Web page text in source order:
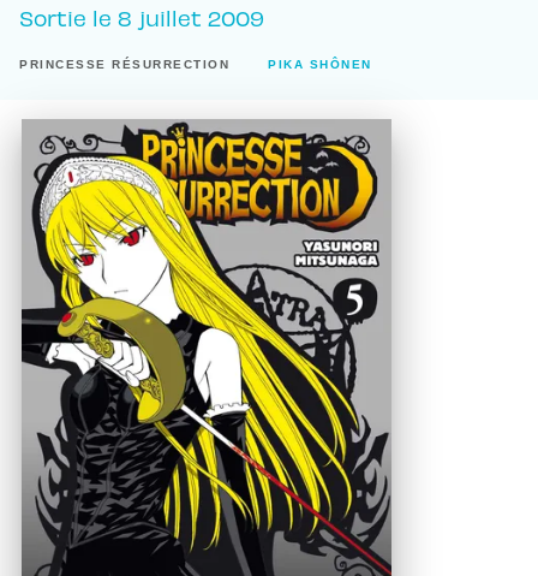
Sortie le 8 juillet 2009
PRINCESSE RÉSURRECTION PIKA SHÔNEN